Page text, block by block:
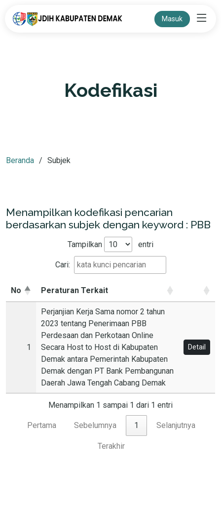
Masuk
Kodefikasi
Beranda Subjek
Menampilkan kodefikasi pencarian
berdasarkan subjek dengan keyword : PBB
Tampilkan entri
Cari:
No Peraturan Terkait
1
Perjanjian Kerja Sama nomor 2 tahun
2023 tentang Penerimaan PBB
Perdesaan dan Perkotaan Online
Secara Host to Host di Kabupaten
Demak antara Pemerintah Kabupaten
Demak dengan PT Bank Pembangunan
Daerah Jawa Tengah Cabang Demak
Detail
Menampilkan 1 sampai 1 dari 1 entri
Pertama Sebelumnya 1 Selanjutnya
Terakhir